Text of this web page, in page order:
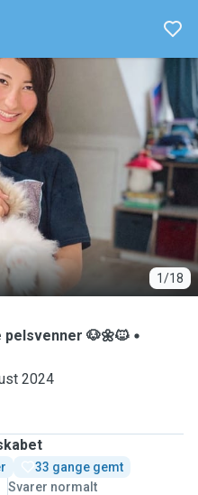
1/18
🐶🌼🐱
2024
33 gange gemt
Svarer normalt